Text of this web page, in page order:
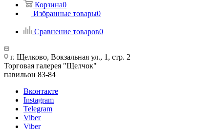
Корзина0
Избранные товары0
Сравнение товаров0
г. Щелково, Вокзальная ул., 1, стр. 2
Торговая галерея "Щелчок"
павильон 83-84
Вконтакте
Instagram
Telegram
Viber
Viber